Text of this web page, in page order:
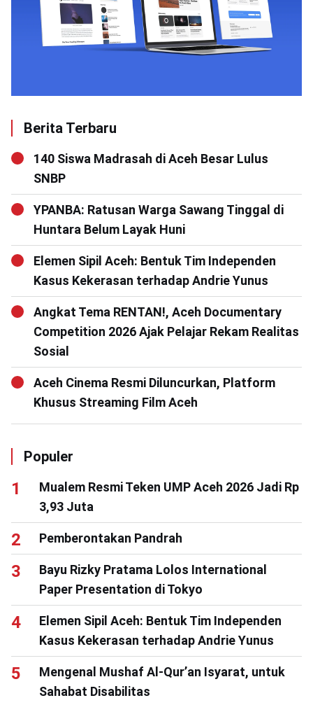
Berita Terbaru
140 Siswa Madrasah di Aceh Besar Lulus
SNBP
YPANBA: Ratusan Warga Sawang Tinggal di
Huntara Belum Layak Huni
Elemen Sipil Aceh: Bentuk Tim Independen
Kasus Kekerasan terhadap Andrie Yunus
Angkat Tema RENTAN!, Aceh Documentary
Competition 2026 Ajak Pelajar Rekam Realitas
Sosial
Aceh Cinema Resmi Diluncurkan, Platform
Khusus Streaming Film Aceh
Populer
Mualem Resmi Teken UMP Aceh 2026 Jadi Rp
3,93 Juta
Pemberontakan Pandrah
Bayu Rizky Pratama Lolos International
Paper Presentation di Tokyo
Elemen Sipil Aceh: Bentuk Tim Independen
Kasus Kekerasan terhadap Andrie Yunus
Mengenal Mushaf Al-Qur’an Isyarat, untuk
Sahabat Disabilitas